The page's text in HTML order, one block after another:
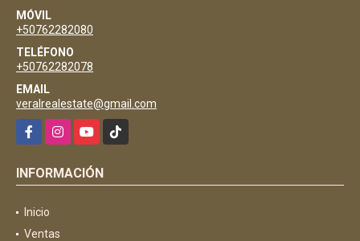
MÓVIL
+50762282080
TELÉFONO
+50762282078
EMAIL
veralrealestate@gmail.com
FacebookInstagramYouTubeTikTok
INFORMACIÓN
Inicio
Ventas